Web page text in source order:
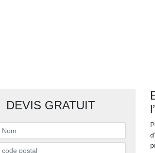
DEVIS GRATUIT